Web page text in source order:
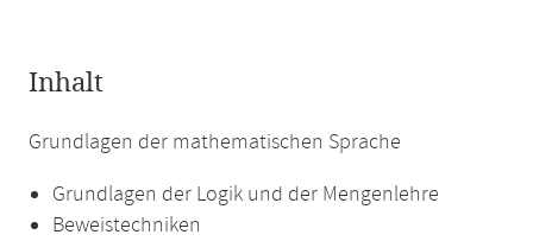
Inhalt
Grundlagen der mathematischen Sprache
Grundlagen der Logik und der Mengenlehre
Beweistechniken